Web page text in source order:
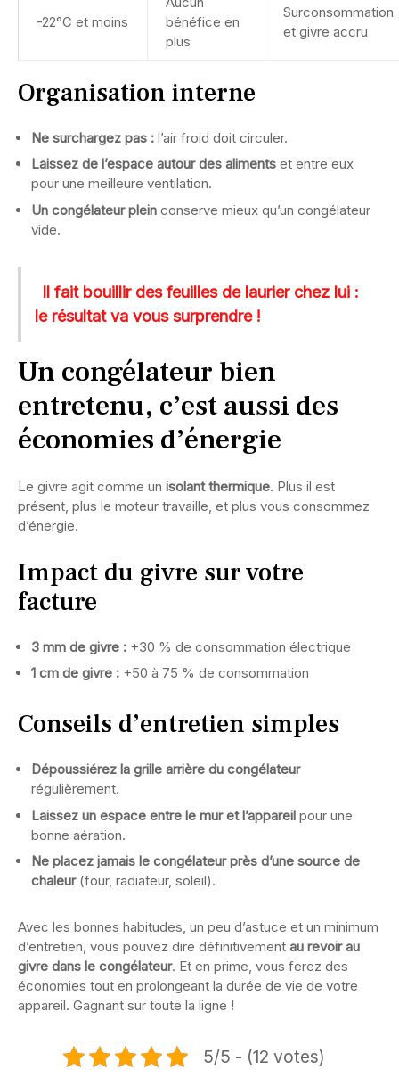
-22°C et moins
bénéfice en
plus
Surconsommation
et givre accru
Organisation interne
Ne surchargez pas : l’air froid doit circuler.
Laissez de l’espace autour des aliments et entre eux
pour une meilleure ventilation.
Un congélateur plein conserve mieux qu’un congélateur
vide.
Il fait bouillir des feuilles de laurier chez lui :
le résultat va vous surprendre !
Un congélateur bien
entretenu, c’est aussi des
économies d’énergie
Le givre agit comme un isolant thermique. Plus il est
présent, plus le moteur travaille, et plus vous consommez
d’énergie.
Impact du givre sur votre
facture
3 mm de givre : +30 % de consommation électrique
1 cm de givre : +50 à 75 % de consommation
Conseils d’entretien simples
Dépoussiérez la grille arrière du congélateur
régulièrement.
Laissez un espace entre le mur et l’appareil pour une
bonne aération.
Ne placez jamais le congélateur près d’une source de
chaleur(four, radiateur, soleil).
Avec les bonnes habitudes, un peu d’astuce et un minimum
d’entretien, vous pouvez dire définitivement au revoir au
givre dans le congélateur. Et en prime, vous ferez des
économies tout en prolongeant la durée de vie de votre
appareil. Gagnant sur toute la ligne !
5/5 - (12 votes)